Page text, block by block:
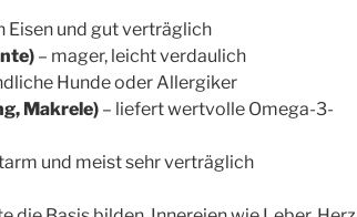
Eisen und gut verträglich
– mager, leicht verdaulich
Hunde oder Allergiker
Makrele) – liefert wertvolle Omega-3-
und meist sehr verträglich